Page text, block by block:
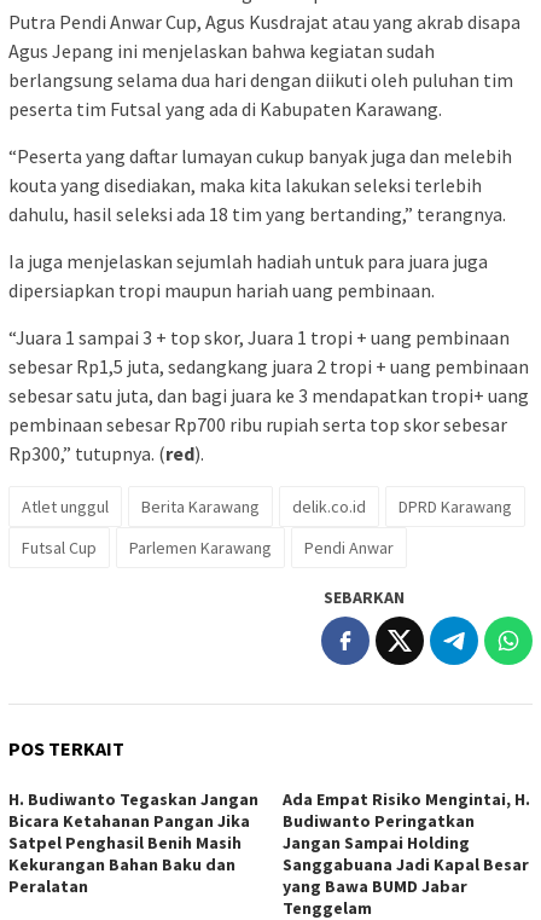
Putra Pendi Anwar Cup, Agus Kusdrajat atau yang akrab disapa
Agus Jepang ini menjelaskan bahwa kegiatan sudah
berlangsung selama dua hari dengan diikuti oleh puluhan tim
peserta tim Futsal yang ada di Kabupaten Karawang.
“Peserta yang daftar lumayan cukup banyak juga dan melebih
kouta yang disediakan, maka kita lakukan seleksi terlebih
dahulu, hasil seleksi ada 18 tim yang bertanding,” terangnya.
Ia juga menjelaskan sejumlah hadiah untuk para juara juga
dipersiapkan tropi maupun hariah uang pembinaan.
“Juara 1 sampai 3 + top skor, Juara 1 tropi + uang pembinaan
sebesar Rp1,5 juta, sedangkang juara 2 tropi + uang pembinaan
sebesar satu juta, dan bagi juara ke 3 mendapatkan tropi+ uang
pembinaan sebesar Rp700 ribu rupiah serta top skor sebesar
Rp300,” tutupnya. (red).
Atlet unggul Berita Karawang delik.co.id
DPRD Karawang
Futsal Cup
Parlemen Karawang Pendi Anwar
SEBARKAN
POS TERKAIT
H. Budiwanto Tegaskan Jangan
Bicara Ketahanan Pangan Jika
Satpel Penghasil Benih Masih
Kekurangan Bahan Baku dan
Peralatan
Ada Empat Risiko Mengintai, H.
Budiwanto Peringatkan
Jangan Sampai Holding
Sanggabuana Jadi Kapal Besar
yang Bawa BUMD Jabar
Tenggelam